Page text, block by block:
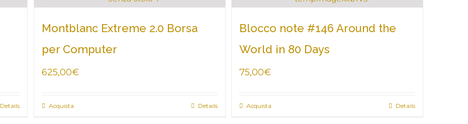
Details
Montblanc Extreme 2.0 Borsa
per Computer
625,00€
Acquista Details
Blocco note #146 Around the
World in 80 Days
75,00€
Acquista Details